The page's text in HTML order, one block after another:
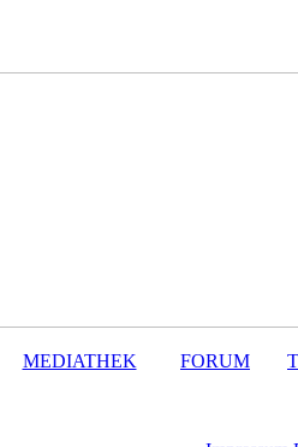
MEDIATHEK FORUM